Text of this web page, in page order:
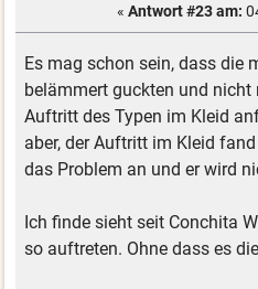
« Antwort #23 am:
Es mag schon sein, dass die
belämmert guckten und nicht
Auftritt des Typen im Kleid
aber, der Auftritt im Kleid
das Problem an und er wird
Ich finde sieht seit Conchita
so auftreten. Ohne dass es